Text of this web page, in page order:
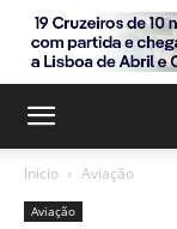
Início Aviação
Aviação